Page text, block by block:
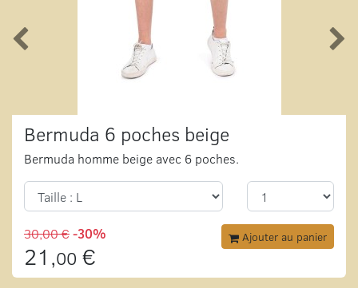
Bermuda 6 poches beige
Bermuda homme beige avec 6 poches.
30,00 €-30%
21,00 €
Ajouter au panier